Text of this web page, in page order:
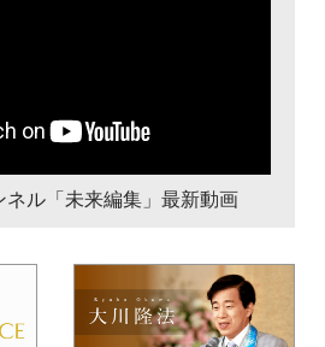
ネル「未来編集」最新動画